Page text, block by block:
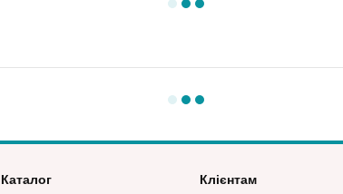
Каталог Клієнтам